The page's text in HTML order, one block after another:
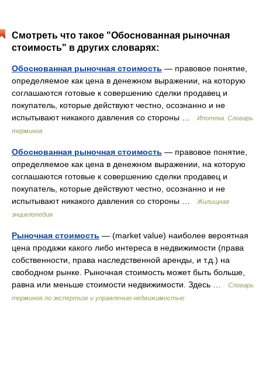
Смотреть что такое "Обоснованная рыночная
стоимость" в других словарях:
Обоснованная рыночная стоимость — правовое понятие,
определяемое как цена в денежном выражении, на которую
соглашаются готовые к совершению сделки продавец и
покупатель, которые действуют честно, осознанно и не
испытывают никакого давления со стороны …
Ипотека. Словарь
терминов
Обоснованная рыночная стоимость — правовое понятие,
определяемое как цена в денежном выражении, на которую
соглашаются готовые к совершению сделки продавец и
покупатель, которые действуют честно, осознанно и не
испытывают никакого давления со стороны …
Жилищная
энциклопедия
Рыночная стоимость — (market value) наиболее вероятная
цена продажи какого либо интереса в недвижимости (права
собственности, права наследственной аренды, и т.д.) на
свободном рынке. Рыночная стоимость может быть больше,
равна или меньше стоимости недвижимости. Здесь …
Словарь
терминов по экспертизе и управлению недвижимостью